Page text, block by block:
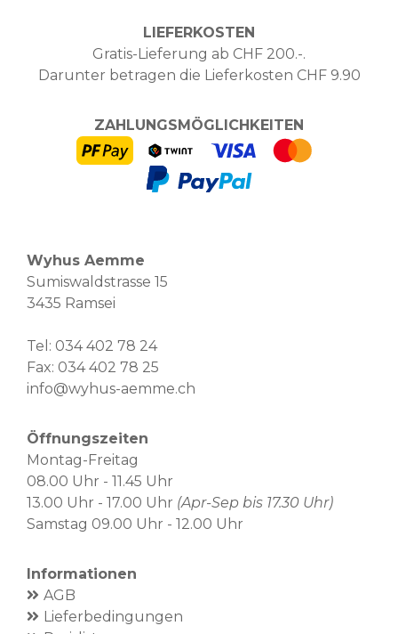
LIEFERKOSTEN
Gratis-Lieferung ab CHF 200.-.
Darunter betragen die Lieferkosten CHF 9.90
ZAHLUNGSMÖGLICHKEITEN
Wyhus Aemme
Sumiswaldstrasse 15
3435 Ramsei
Tel: 034 402 78 24
Fax: 034 402 78 25
info@wyhus-aemme.ch
Öffnungszeiten
Montag-Freitag
08.00 Uhr - 11.45 Uhr
13.00 Uhr - 17.00 Uhr (Apr-Sep bis 17.30 Uhr)
Samstag 09.00 Uhr - 12.00 Uhr
Informationen
AGB
Lieferbedingungen